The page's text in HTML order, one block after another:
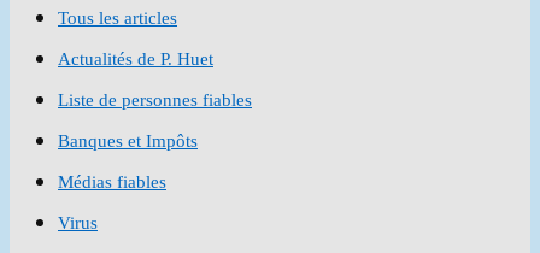
Tous les articles
Actualités de P. Huet
Liste de personnes fiables
Banques et Impôts
Médias fiables
Virus